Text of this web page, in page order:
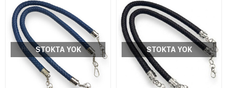
STOKTA YOK STOKTA YOK